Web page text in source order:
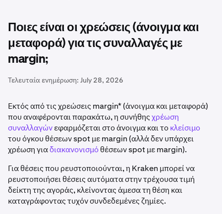
Ποιες είναι οι χρεώσεις (άνοιγμα και
μεταφορά) για τις συναλλαγές με
margin;
Τελευταία ενημέρωση: July 28, 2026
Εκτός από τις χρεώσεις margin* (άνοιγμα και μεταφορά)
που αναφέρονται παρακάτω, η συνήθηςχρέωση
συναλλαγώνεφαρμόζεται στο άνοιγμα και τοκλείσιμο
του όγκου θέσεων spot με margin (αλλά δεν υπάρχει
χρέωση γιαδιακανονισμόθέσεων spot με margin).
Για θέσεις που ρευστοποιούνται, η Kraken μπορεί να
ρευστοποιήσει θέσεις αυτόματα στην τρέχουσα τιμή
δείκτη της αγοράς, κλείνοντας άμεσα τη θέση και
καταγράφοντας τυχόν συνδεδεμένες ζημίες.